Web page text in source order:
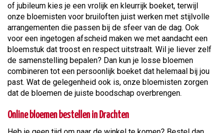
of jubileum kies je een vrolijk en kleurrijk boeket, terwijl
onze bloemisten voor bruiloften juist werken met stijlvolle
arrangementen die passen bij de sfeer van de dag. Ook
voor een ingetogen afscheid maken we met aandacht een
bloemstuk dat troost en respect uitstraalt. Wil je liever zelf
de samenstelling bepalen? Dan kun je losse bloemen
combineren tot een persoonlijk boeket dat helemaal bij jou
past. Wat de gelegenheid ook is, onze bloemisten zorgen
dat de bloemen de juiste boodschap overbrengen.
Online bloemen bestellen in Drachten